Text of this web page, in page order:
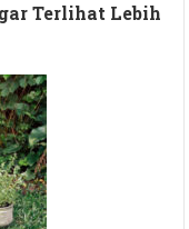
Terlihat Lebih